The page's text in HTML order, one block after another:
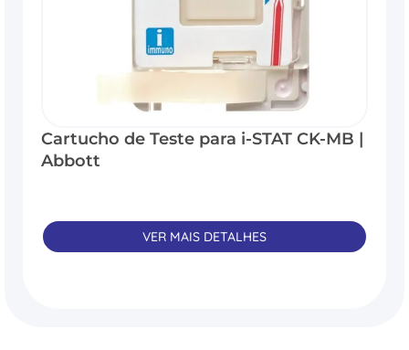
Cartucho de Teste para i-STAT CK-MB |
Abbott
VER MAIS DETALHES